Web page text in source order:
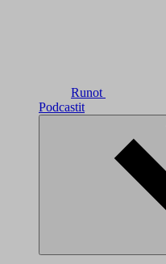
Runot
Podcastit